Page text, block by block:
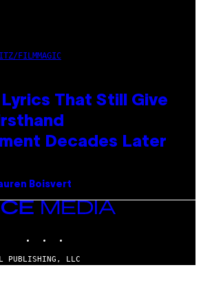
FILMMAGIC
That Still Give
Decades Later
Boisvert
PUBLISHING, LLC